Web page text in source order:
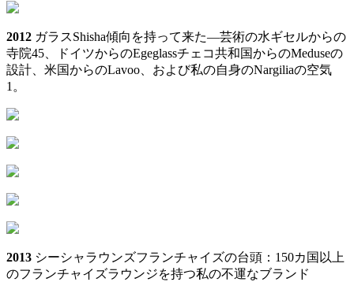
2012 ガラスShisha傾向を持って来た—芸術の水ギセルからの
寺院45、ドイツからのEgeglassチェコ共和国からのMeduseの
設計、米国からのLavoo、および私の自身のNargiliaの空気
1。
2013 シーシャラウンズフランチャイズの台頭：150カ国以上
のフランチャイズラウンジを持つ私の不運なブランド